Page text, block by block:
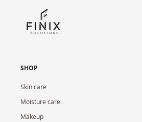
SHOP
Skin care
Moisture care
Makeup